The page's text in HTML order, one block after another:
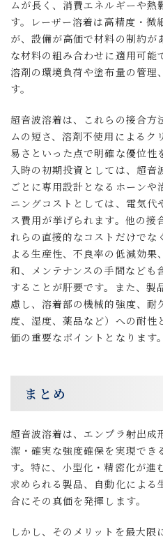
ムが長く、消費エネルギーや熱
す。レーザー溶着は高精度・微
が、設備が高価で材料の制約が
な材料の組み合わせに適用可能
溶剤の環境負荷や塗布量の管理
す。
超音波溶着は、これらの接合方
ムの短さ、溶剤不使用によるク
易さといった点で明確な優位性
入時の初期投資としては、超音
ごとに専用設計となるホーンや
ニングコストとしては、電気代
ス費用が挙げられます。他の接
れらの直接的なコストだけでな
よる生産性、不良率の低減効果
和、メンテナンスの手間なども
することが肝要です。また、製
慮し、溶着部の機械的強度、耐
度、湿度、薬品など）への耐性
価の重要なポイントとなります。
まとめ
超音波溶着は、エンプラ射出成
潔・確実な強度確保を実現でき
す。特に、小型化・精密化が進
求められる製品、自動化による
合にその真価を発揮します。
しかし、そのメリットを最大限